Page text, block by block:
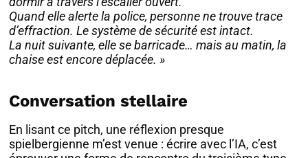
Quand elle alerte la police, personne ne trouve trace
d’effraction. Le système de sécurité est intact.
La nuit suivante, elle se barricade… mais au matin, la
chaise est encore déplacée. »
Conversation stellaire
En lisant ce pitch, une réflexion presque
spielbergienne m’est venue : écrire avec l’IA, c’est